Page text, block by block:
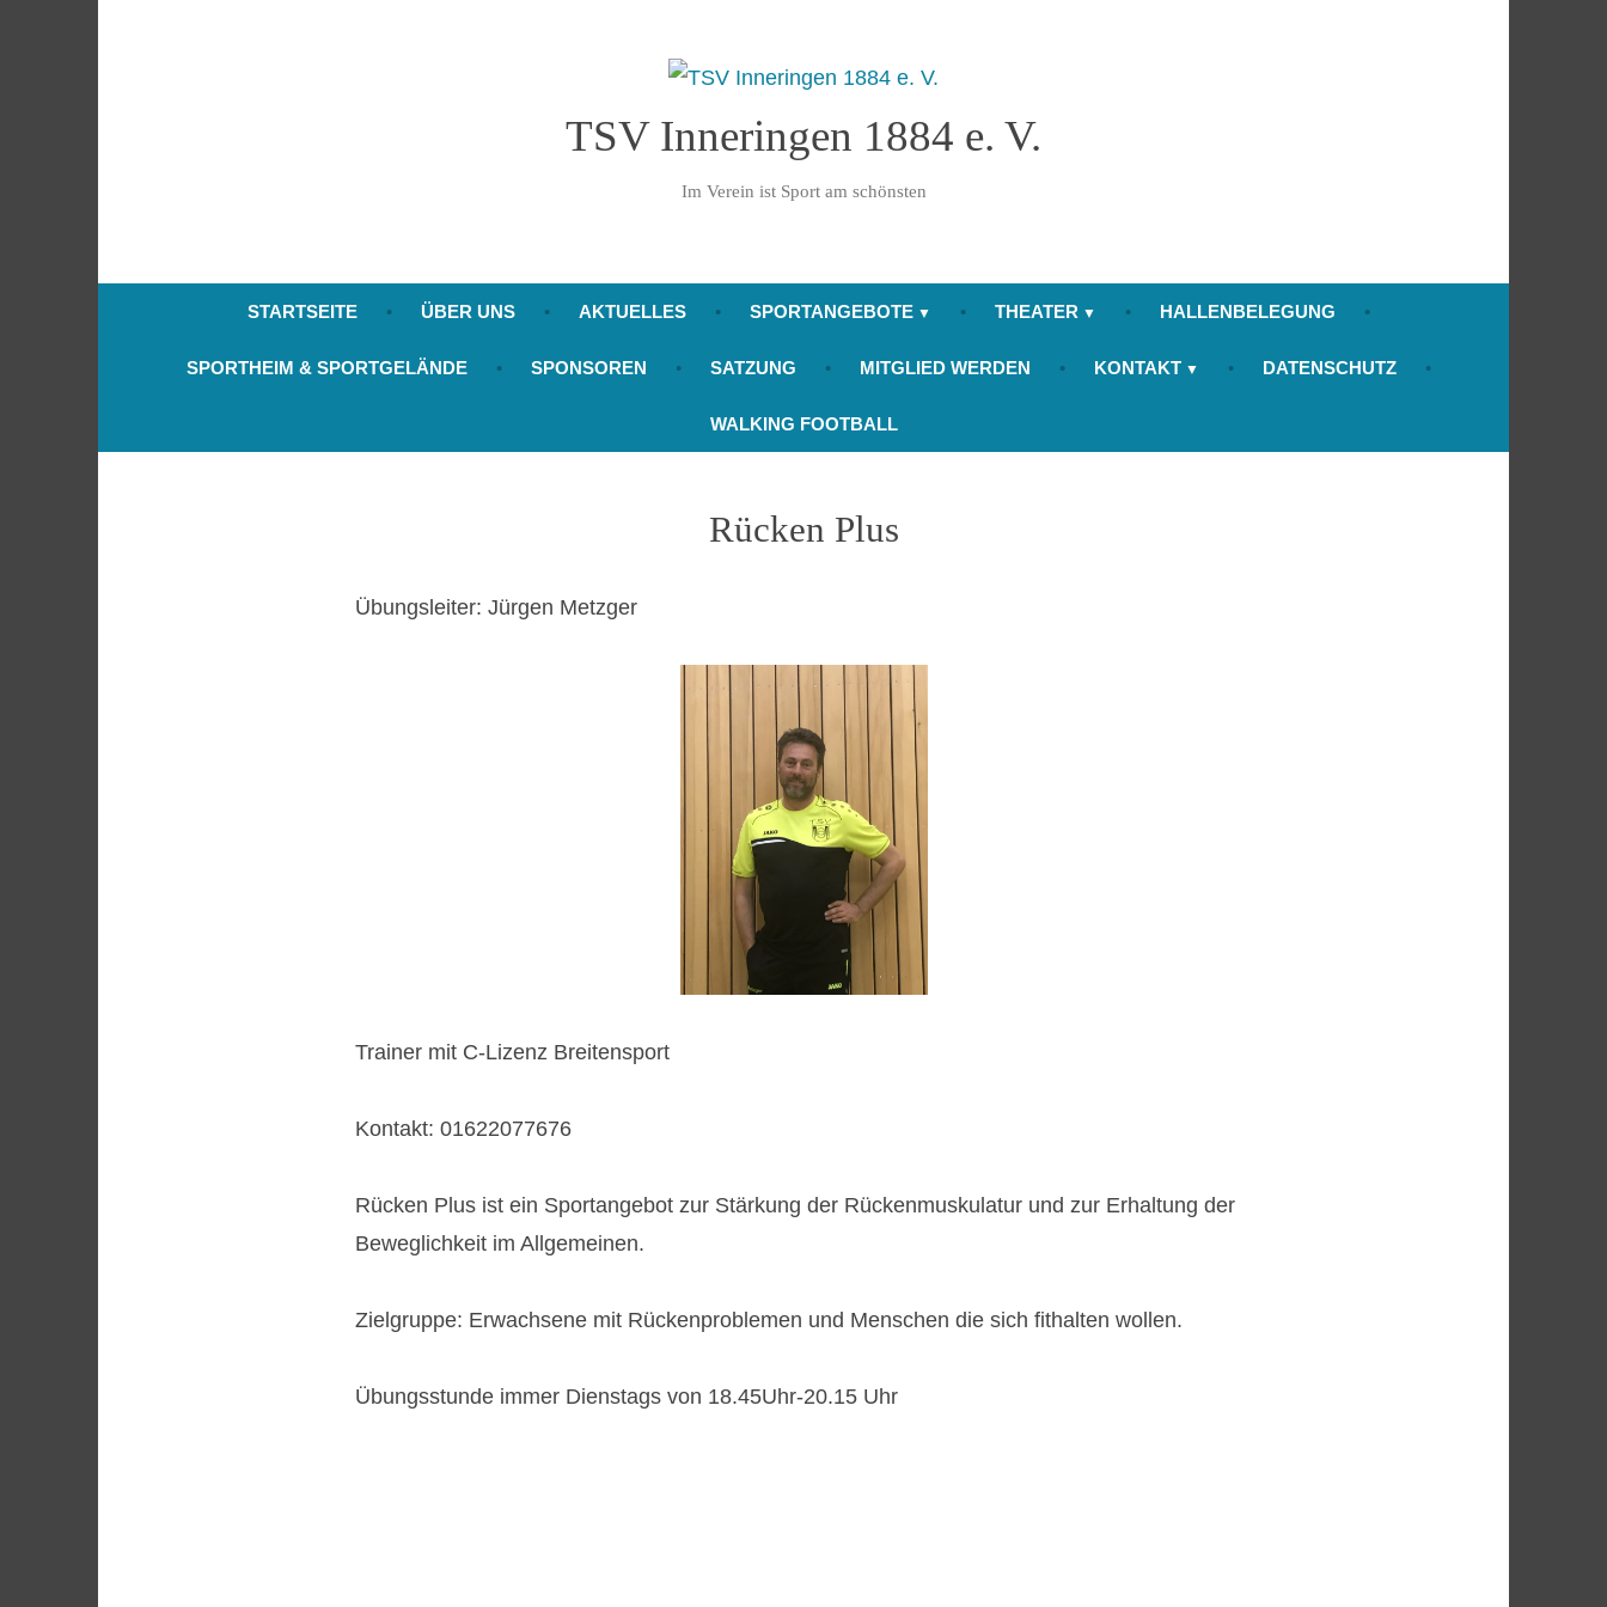
TSV Inneringen 1884 e. V.
Im Verein ist Sport am schönsten
STARTSEITE ÜBER UNS AKTUELLES SPORTANGEBOTE THEATER HALLENBELEGUNG
SPORTHEIM & SPORTGELÄNDE SPONSOREN SATZUNG MITGLIED WERDEN KONTAKT DATENSCHUTZ
WALKING FOOTBALL
Rücken Plus
Übungsleiter: Jürgen Metzger
Trainer mit C-Lizenz Breitensport
Kontakt: 01622077676
Rücken Plus ist ein Sportangebot zur Stärkung der Rückenmuskulatur und zur Erhaltung der
Beweglichkeit im Allgemeinen.
Zielgruppe: Erwachsene mit Rückenproblemen und Menschen die sich fithalten wollen.
Übungsstunde immer Dienstags von 18.45Uhr-20.15 Uhr